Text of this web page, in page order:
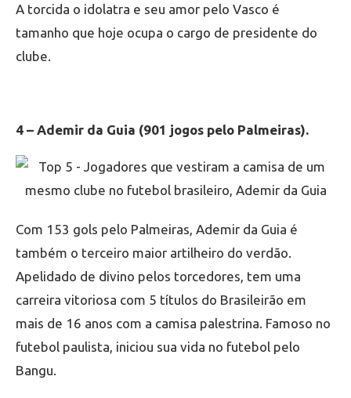
A torcida o idolatra e seu amor pelo Vasco é
tamanho que hoje ocupa o cargo de presidente do
clube.
4 – Ademir da Guia (901 jogos pelo Palmeiras).
Com 153 gols pelo Palmeiras, Ademir da Guia é
também o terceiro maior artilheiro do verdão.
Apelidado de divino pelos torcedores, tem uma
carreira vitoriosa com 5 títulos do Brasileirão em
mais de 16 anos com a camisa palestrina. Famoso no
futebol paulista, iniciou sua vida no futebol pelo
Bangu.